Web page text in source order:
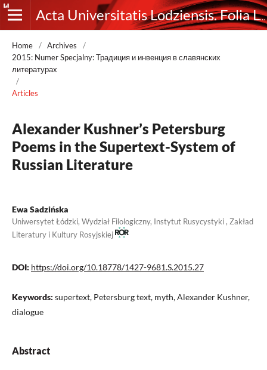
Acta Universitatis Lodziensis. Folia Litteraria Rossica
Home / Archives
/
2015: Numer Specjalny: Традиция и инвенция в славянских
литературах
/
Articles
Alexander Kushner’s Petersburg
Poems in the Supertext-System of
Russian Literature
Ewa Sadzińska
Uniwersytet Łódzki, Wydział Filologiczny, Instytut Rusycystyki , Zakład
Literatury i Kultury Rosyjskiej
DOI: https://doi.org/10.18778/1427-9681.S.2015.27
Keywords: supertext, Petersburg text, myth, Alexander Kushner,
dialogue
Abstract